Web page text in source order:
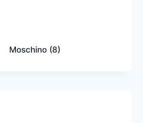
Moschino (8)